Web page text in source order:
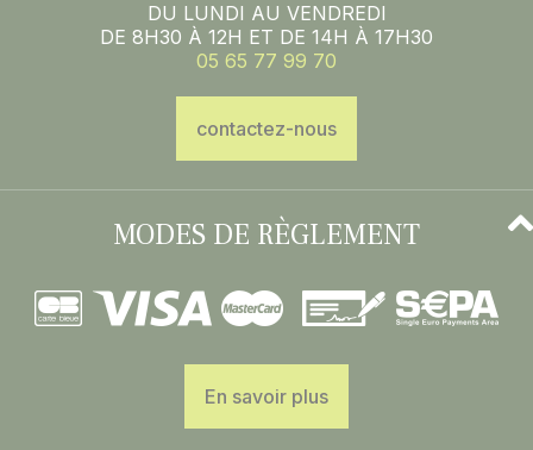
DU LUNDI AU VENDREDI
DE 8H30 À 12H ET DE 14H À 17H30
05 65 77 99 70
contactez-nous
MODES DE RÈGLEMENT
En savoir plus